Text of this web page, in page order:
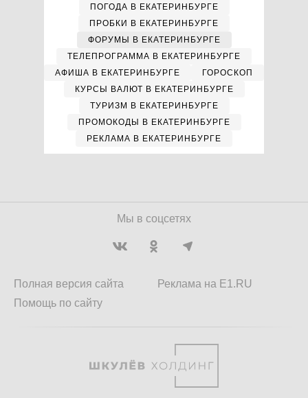
ПОГОДА В ЕКАТЕРИНБУРГЕ
ПРОБКИ В ЕКАТЕРИНБУРГЕ
ФОРУМЫ В ЕКАТЕРИНБУРГЕ
ТЕЛЕПРОГРАММА В ЕКАТЕРИНБУРГЕ
АФИША В ЕКАТЕРИНБУРГЕ
ГОРОСКОП
КУРСЫ ВАЛЮТ В ЕКАТЕРИНБУРГЕ
ТУРИЗМ В ЕКАТЕРИНБУРГЕ
ПРОМОКОДЫ В ЕКАТЕРИНБУРГЕ
РЕКЛАМА В ЕКАТЕРИНБУРГЕ
Мы в соцсетях
Полная версия сайта
Помощь по сайту
Реклама на E1.RU